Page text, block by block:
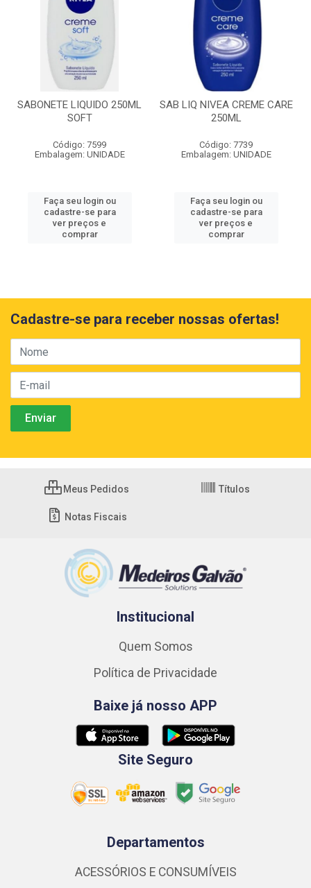
SABONETE LIQUIDO 250ML
SOFT
Código: 7599
Embalagem: UNIDADE
Faça seu login ou
cadastre-se para
ver preços e
comprar
SAB LIQ NIVEA CREME CARE
250ML
Código: 7739
Embalagem: UNIDADE
Faça seu login ou
cadastre-se para
ver preços e
comprar
Cadastre-se para receber nossas ofertas!
Meus Pedidos Títulos
Notas Fiscais
Institucional
Quem Somos
Política de Privacidade
Baixe já nosso APP
Site Seguro
Departamentos
ACESSÓRIOS E CONSUMÍVEIS